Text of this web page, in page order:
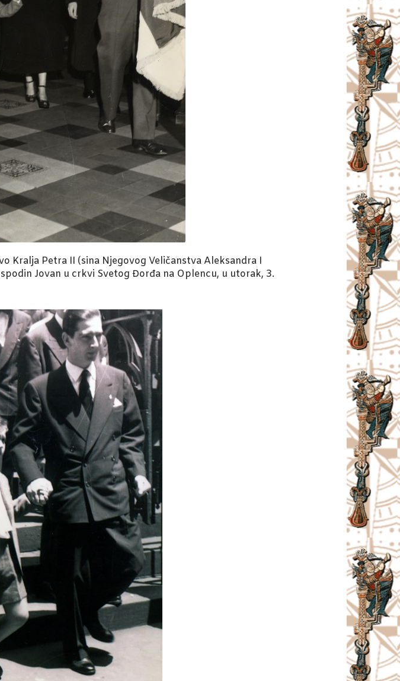
Kralja Petra II (sina Njegovog Veličanstva Aleksandra I
Jovan u crkvi Svetog Đorđa na Oplencu, u utorak, 3.